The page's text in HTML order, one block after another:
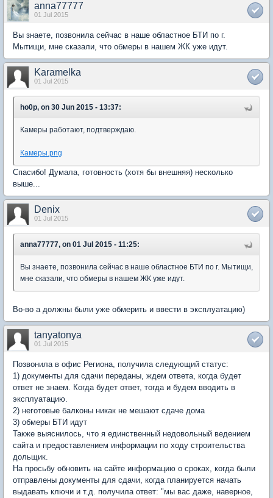
anna77777
01 Jul 2015
Вы знаете, позвонила сейчас в наше областное БТИ по г.
Мытищи, мне сказали, что обмеры в нашем ЖК уже идут.
Karamelka
01 Jul 2015
ho0p, on 30 Jun 2015 - 13:37:
Камеры работают, подтверждаю.
Камеры.png
Спасибо! Думала, готовность (хотя бы внешняя) несколько
выше...
Denix
01 Jul 2015
anna77777, on 01 Jul 2015 - 11:25:
Вы знаете, позвонила сейчас в наше областное БТИ по г. Мытищи,
мне сказали, что обмеры в нашем ЖК уже идут.
Во-во а должны были уже обмерить и ввести в эксплуатацию)
tanyatonya
01 Jul 2015
Позвонила в офис Региона, получила следующий статус:
1) документы для сдачи переданы, ждем ответа, когда будет
ответ не знаем. Когда будет ответ, тогда и будем вводить в
эксплуатацию.
2) неготовые балконы никак не мешают сдаче дома
3) обмеры БТИ идут
Также выяснилось, что я единственный недовольный ведением
сайта и предоставлением информации по ходу строительства
дольщик.
На просьбу обновить на сайте информацию о сроках, когда были
отправлены документы для сдачи, когда планируется начать
выдавать ключи и т.д. получила ответ: "мы вас даже, наверное,